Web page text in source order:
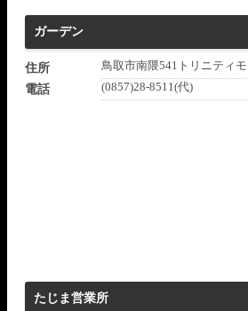
ガーデン
住所
鳥取市南隈541トリニティ
電話
(0857)28-8511(代)
たじま営業所